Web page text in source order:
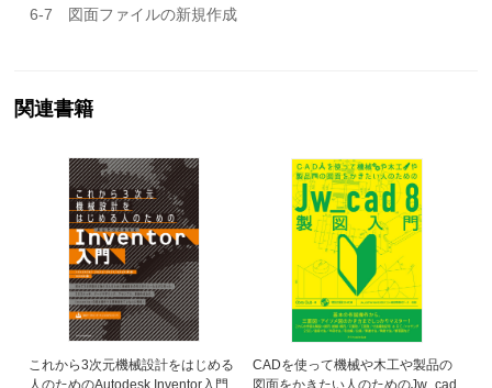
6-7 図面ファイルの新規作成
関連書籍
これから3次元機械設計をはじめる
人のためのAutodesk Inventor入門
CADを使って機械や木工や製品の
図面をかきたい人のためのJw_cad